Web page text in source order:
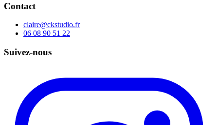
Contact
claire@ckstudio.fr
06 08 90 51 22
Suivez-nous